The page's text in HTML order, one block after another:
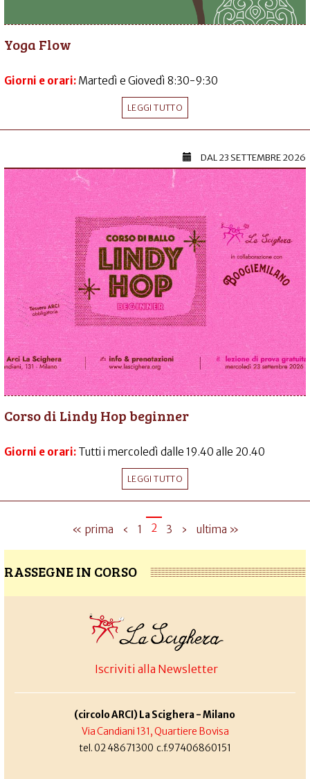
Yoga Flow
Giorni e orari: Martedì e Giovedì 8:30-9:30
LEGGI TUTTO
DAL23 SETTEMBRE 2026
Corso di Lindy Hop beginner
Giorni e orari: Tutti i mercoledì dalle 19.40 alle 20.40
LEGGI TUTTO
« prima ‹ 1 2 3 › ultima »
RASSEGNE IN CORSO
Iscriviti alla Newsletter
(circolo ARCI) La Scighera - Milano
Via Candiani 131, Quartiere Bovisa
tel. 02 48671300 c.f.97406860151